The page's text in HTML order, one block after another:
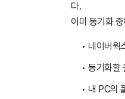
다.
이미 동기화
네이버웍
동기화할
내 PC의